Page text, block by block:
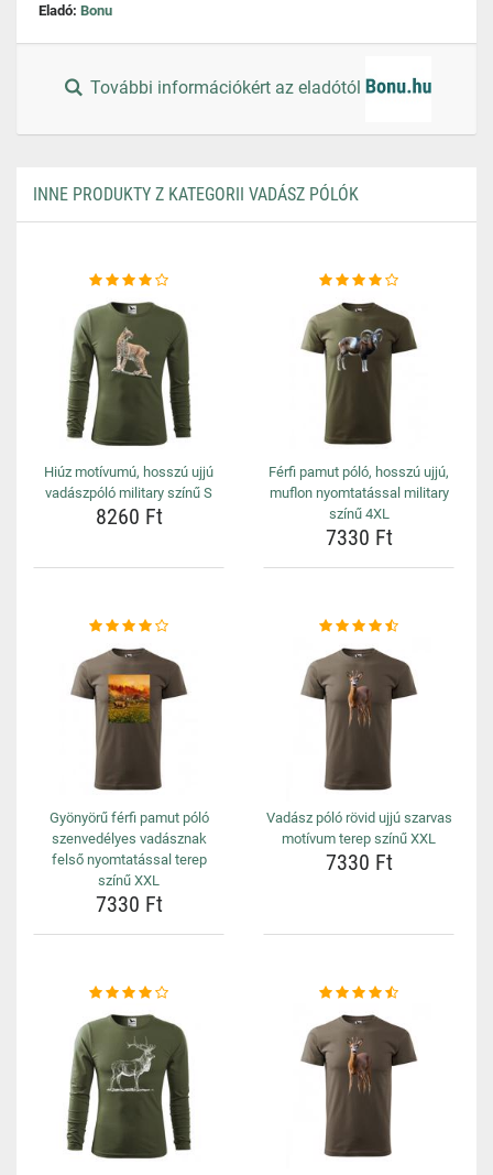
Eladó: Bonu
További információkért az eladótól
INNE PRODUKTY Z KATEGORII VADÁSZ PÓLÓK
Hiúz motívumú, hosszú ujjú
vadászpóló military színű S
8260 Ft
Férfi pamut póló, hosszú ujjú,
muflon nyomtatással military
színű 4XL
7330 Ft
Gyönyörű férfi pamut póló
szenvedélyes vadásznak
felső nyomtatással terep
színű XXL
7330 Ft
Vadász póló rövid ujjú szarvas
motívum terep színű XXL
7330 Ft